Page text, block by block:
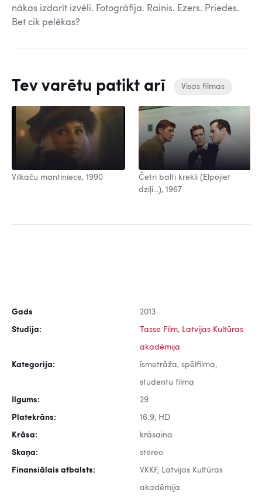
nākas izdarīt izvēli. Fotogrāfija. Rainis. Ezers. Priedes.
Bet cik pelēkas?
Tev varētu patikt arī Visas filmas
Vilkaču mantiniece, 1990
Četri balti krekli (Elpojiet
dziļi...), 1967
Gads 2013
Studija: Tasse Film, Latvijas Kultūras
akadēmija
Kategorija: īsmetrāža, spēlfilma,
studentu filma
Ilgums: 29
Platekrāns: 16:9, HD
Krāsa: krāsaina
Skaņa: stereo
Finansiālais atbalsts: VKKF, Latvijas Kultūras
akadēmija